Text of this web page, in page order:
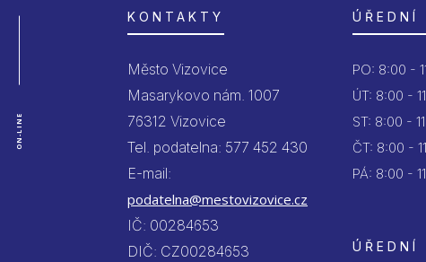
ON-LINE
KONTAKTY
Město Vizovice
Masarykovo nám. 1007
76312 Vizovice
Tel. podatelna: 577 452 430
E-mail:
podatelna@mestovizovice.cz
IČ: 00284653
DIČ: CZ00284653
ÚŘEDNÍ
PO: 8:00 -
ÚT: 8:00 -
ST: 8:00 -
ČT: 8:00 -
PÁ: 8:00 -
ÚŘEDNÍ